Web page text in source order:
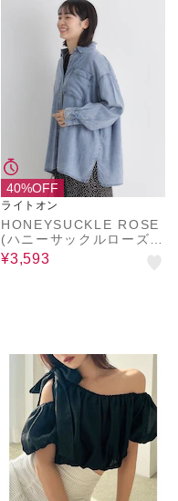
40%OFF
ライトオン
HONEYSUCKLE ROSE
(ハニーサックルローズ)
ＣＯＯＬＴＯＵＣＨデニ
ムビッグシャツ
¥3,593